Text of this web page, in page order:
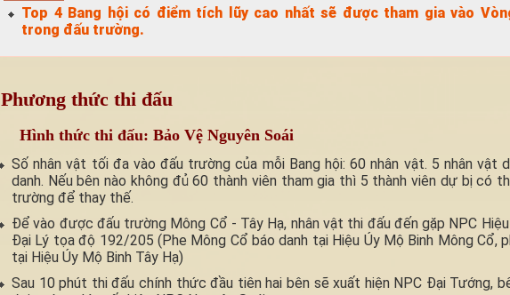
Top 4 Bang hội có điểm tích lũy cao nhất sẽ được tham gia vào
trong đấu trường.
Phương thức thi đấu
Hình thức thi đấu: Bảo Vệ Nguyên Soái
Số nhân vật tối đa vào đấu trường của mỗi Bang hội: 60 nhân vật. 5 nhân vật
danh. Nếu bên nào không đủ 60 thành viên tham gia thì 5 thành viên dự bị có
trường để thay thế.
Để vào được đấu trường Mông Cổ - Tây Hạ, nhân vật thi đấu đến gặp NPC
Đại Lý tọa độ 192/205 (Phe Mông Cổ báo danh tại Hiệu Úy Mộ Binh Mông Cổ,
tại Hiệu Úy Mộ Binh Tây Hạ)
Sau 10 phút thi đấu chính thức đầu tiên hai bên sẽ xuất hiện NPC Đại Tướng,